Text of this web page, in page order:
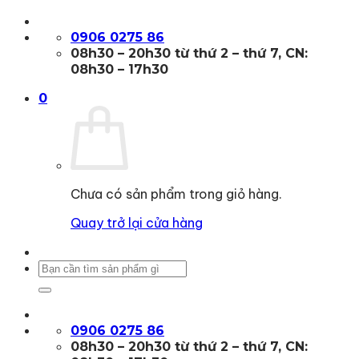
qua
0906 0275 86
08h30 – 20h30 từ thứ 2 – thứ 7, CN:
08h30 – 17h30
0
Chưa có sản phẩm trong giỏ hàng.
Quay trở lại cửa hàng
Tìm
0906 0275 86
08h30 – 20h30 từ thứ 2 – thứ 7, CN: